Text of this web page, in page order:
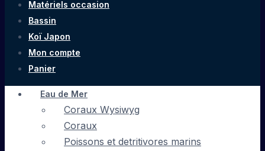
Matériels occasion
Bassin
Koï Japon
Mon compte
Panier
Eau de Mer
Coraux Wysiwyg
Coraux
Poissons et detritivores marins